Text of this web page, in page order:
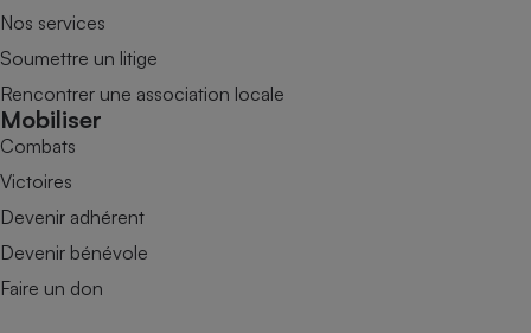
Nos services
Soumettre un litige
Rencontrer une association locale
Mobiliser
Combats
Victoires
Devenir adhérent
Devenir bénévole
Faire un don